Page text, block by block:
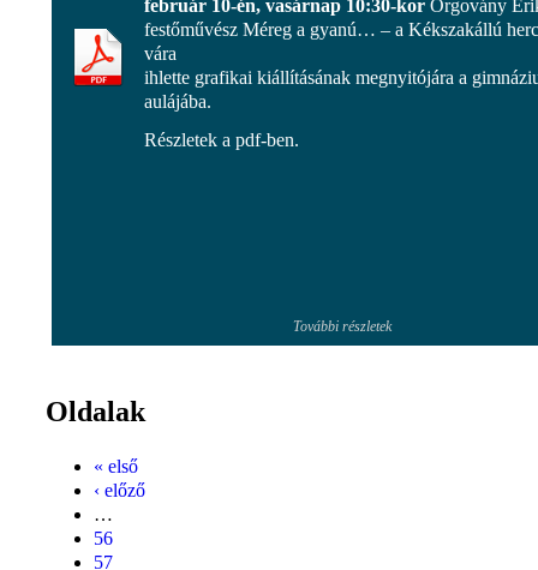
február 10-én, vasárnap 10:30-kor Orgovány
festőművész Méreg a gyanú… – a Kékszakállú
vára
ihlette grafikai kiállításának megnyitójára a
aulájába.
Részletek a pdf-ben.
További részletek
Oldalak
« első
‹ előző
…
56
57